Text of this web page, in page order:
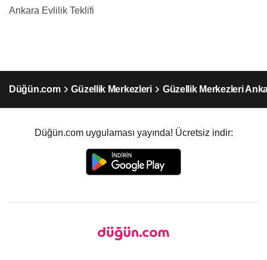
Ankara Evlilik Teklifi
Düğün.com Güzellik Merkezleri Güzellik Merkezleri
Düğün.com uygulaması yayında! Ücretsiz indir: